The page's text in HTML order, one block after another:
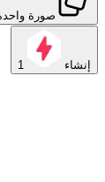
صورة
إنشاء 1